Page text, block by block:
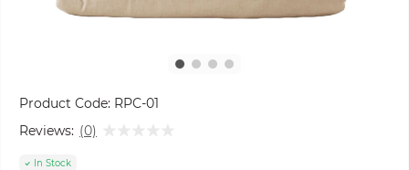
Product Code: RPC-01
Reviews: (0)
In Stock